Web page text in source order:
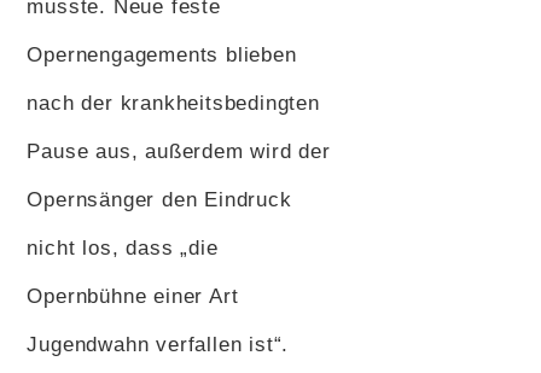
musste. Neue feste
Opernengagements blieben
nach der krankheitsbedingten
Pause aus, außerdem wird der
Opernsänger den Eindruck
nicht los, dass „die
Opernbühne einer Art
Jugendwahn verfallen ist“.